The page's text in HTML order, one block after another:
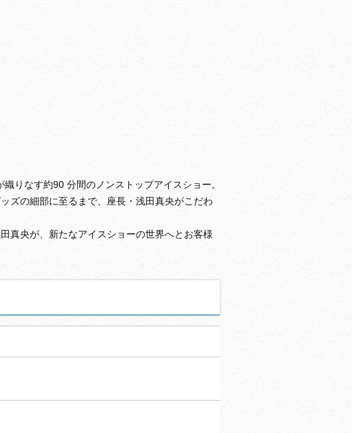
りなす約90 分間のノンストップアイスショー。
ズの細部に至るまで、座長・浅田真央がこだわ
真央が、新たなアイスショーの世界へとお客様